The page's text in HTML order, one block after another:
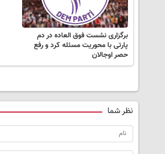
برگزاری نشست فوق العاده در دم
پارتی با محوریت مسئله کرد و رفع
حصر اوجالان
نظر شما